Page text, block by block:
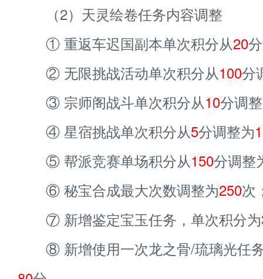
（2）天灵绘卷任务内容调整
① 重返车迟国副本单次积分从20
② 无限挑战活动单次积分从100分
③ 宗师阁战斗单次积分从10分调
④ 星宿挑战单次积分从5分调整为
⑤ 帮派竞赛单场积分从150分调整
⑥ 秘宝合成最大次数调整为250次
⑦ 新增鉴定宝玉任务，单次积分为
⑧ 新增使用一次龙之骨/琉璃光任